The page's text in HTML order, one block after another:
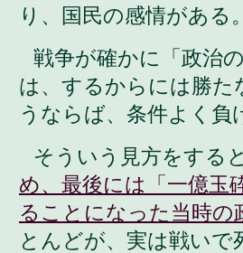
り、国民の感情がある
戦争が確かに「政治
は、するからには勝
うならば、条件よく
そういう見方をする
め、最後には「一億玉
ることになった当時の
とんどが、実は戦い